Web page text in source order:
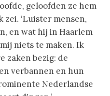
geloofden ze hem
‘Luister mensen,
en wat hij in Haarlem
niets te maken. Ik
zaken bezig: de
verbannen en hun
Nederlandse